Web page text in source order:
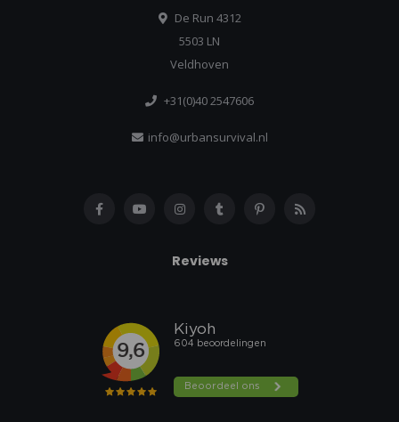
De Run 4312
5503 LN
Veldhoven
+31(0)40 2547606
info@urbansurvival.nl
Reviews